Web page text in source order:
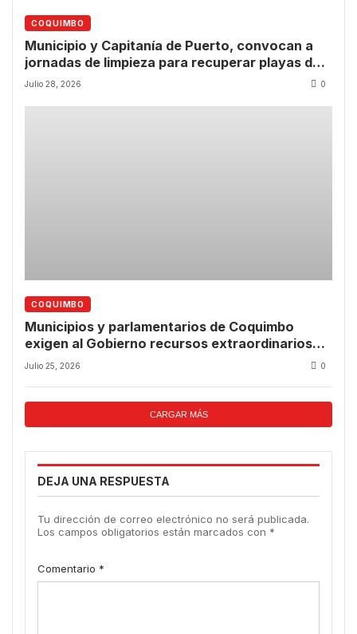
COQUIMBO
Municipio y Capitanía de Puerto, convocan a
jornadas de limpieza para recuperar playas de
Guanaqueros y Tongoy
Julio 28, 2026 0
COQUIMBO
Municipios y parlamentarios de Coquimbo
exigen al Gobierno recursos extraordinarios
para iniciar la reconstrucción tras emergencia
Julio 25, 2026 0
CARGAR MÁS
DEJA UNA RESPUESTA
Tu dirección de correo electrónico no será publicada.
Los campos obligatorios están marcados con *
Comentario *